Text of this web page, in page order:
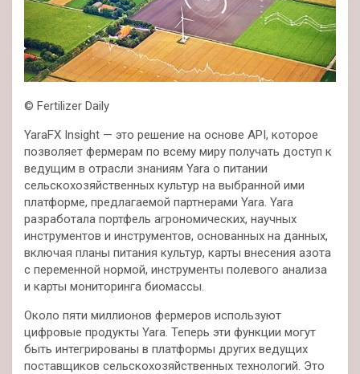
© Fertilizer Daily
YaraFX Insight — это решение на основе API, которое
позволяет фермерам по всему миру получать доступ к
ведущим в отрасли знаниям Yara о питании
сельскохозяйственных культур на выбранной ими
платформе, предлагаемой партнерами Yara. Yara
разработала портфель агрономических, научных
инструментов и инструментов, основанных на данных,
включая планы питания культур, карты внесения азота
с переменной нормой, инструменты полевого анализа
и карты мониторинга биомассы.
Около пяти миллионов фермеров используют
цифровые продукты Yara. Теперь эти функции могут
быть интегрированы в платформы других ведущих
поставщиков сельскохозяйственных технологий. Это